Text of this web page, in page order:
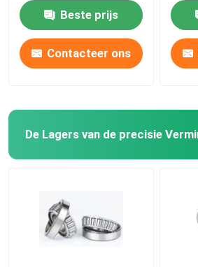
Beste prijs
Contacteer ons